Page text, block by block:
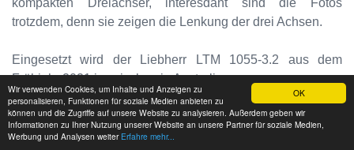
OK
Wir verwenden Cookies, um Inhalte und Anzeigen zu
personalisieren, Funktionen für soziale Medien anbieten zu
können und die Zugriffe auf unsere Website zu analysieren. Außerdem geben wir
Informationen zu Ihrer Nutzung unserer Website an unsere Partner für soziale Medien,
Werbung und Analysen weiter Erfahre mehr...
kompakten Dreiachser, interesdant sind die Fotos
trotzdem, denn sie zeigen die Lenkung der drei Achsen.
Eingesetzt wird der Liebherr LTM 1055-3.2 aus dem
Frühjahr 2021 inzwischen in Australien.
WEITERLESEN...